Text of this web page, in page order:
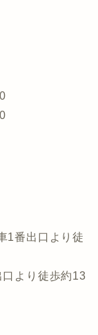
1番出口より徒
より徒歩約13